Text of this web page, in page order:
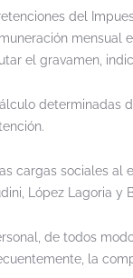
del
el gravamen,
determinadas
cargas sociales
López Lagoria y
de todos
la